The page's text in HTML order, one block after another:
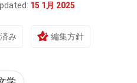
15 1月 2025
み 編集方針